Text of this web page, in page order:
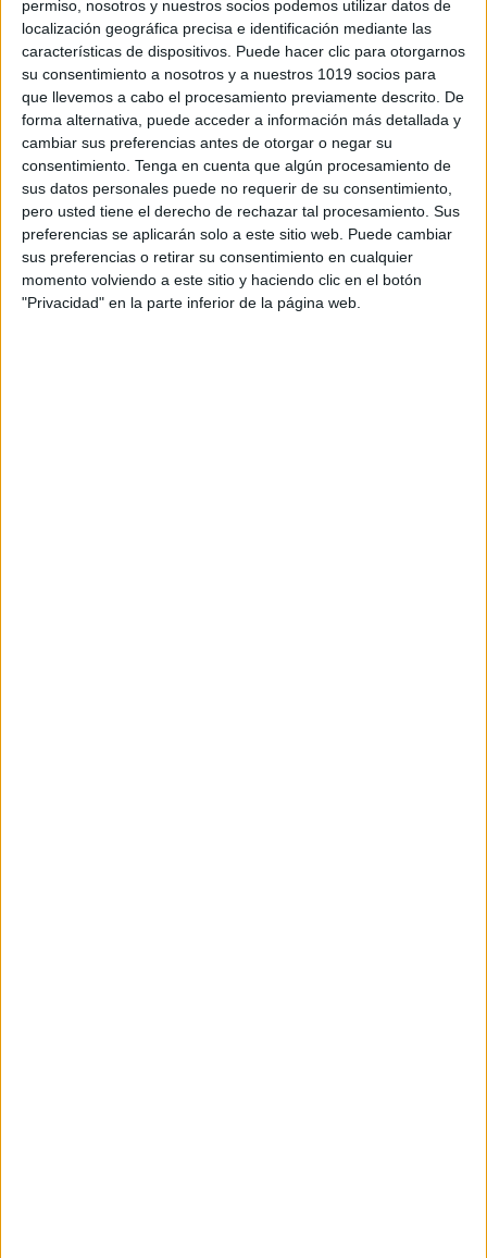
permiso, nosotros y nuestros socios podemos utilizar datos de
localización geográfica precisa e identificación mediante las
características de dispositivos. Puede hacer clic para otorgarnos
su consentimiento a nosotros y a nuestros 1019 socios para
que llevemos a cabo el procesamiento previamente descrito. De
forma alternativa, puede acceder a información más detallada y
cambiar sus preferencias antes de otorgar o negar su
consentimiento. Tenga en cuenta que algún procesamiento de
sus datos personales puede no requerir de su consentimiento,
pero usted tiene el derecho de rechazar tal procesamiento. Sus
preferencias se aplicarán solo a este sitio web. Puede cambiar
sus preferencias o retirar su consentimiento en cualquier
momento volviendo a este sitio y haciendo clic en el botón
"Privacidad" en la parte inferior de la página web.
DESCARGA MÁS ABAJO EL
RECURSO EN PDF